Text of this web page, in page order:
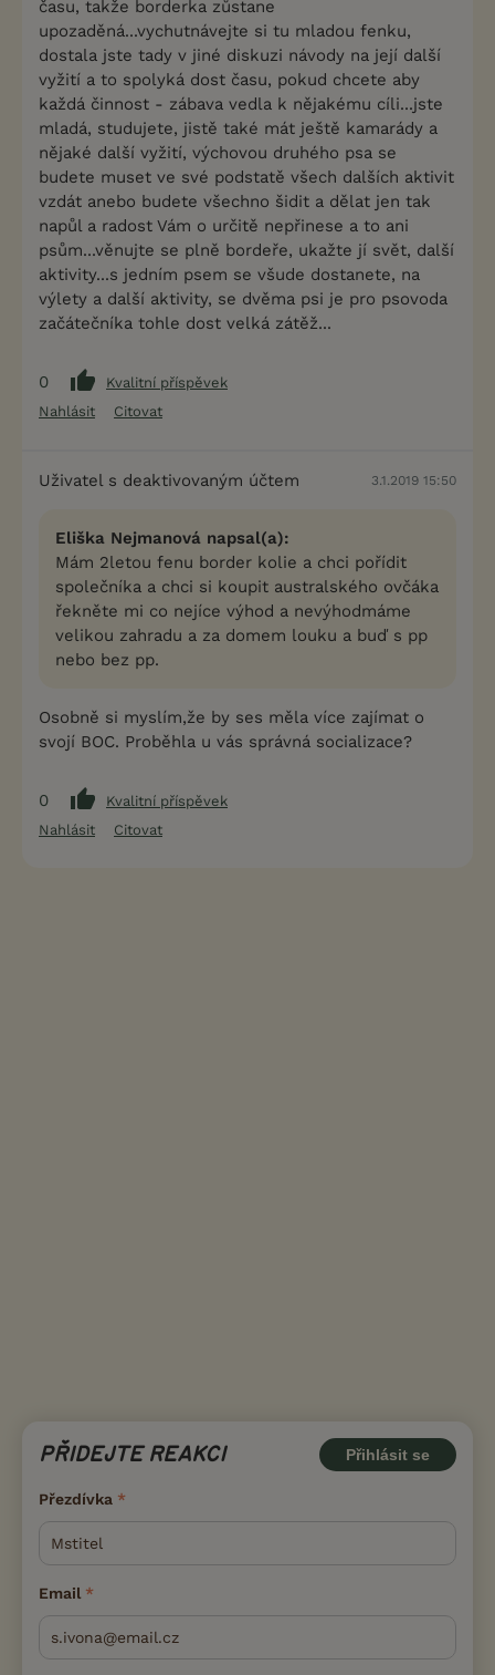
času, takže borderka zůstane
upozaděná...vychutnávejte si tu mladou fenku,
dostala jste tady v jiné diskuzi návody na její další
vyžití a to spolyká dost času, pokud chcete aby
každá činnost - zábava vedla k nějakému cíli...jste
mladá, studujete, jistě také mát ještě kamarády a
nějaké další vyžití, výchovou druhého psa se
budete muset ve své podstatě všech dalších aktivit
vzdát anebo budete všechno šidit a dělat jen tak
napůl a radost Vám o určitě nepřinese a to ani
psům...věnujte se plně bordeře, ukažte jí svět, další
aktivity...s jedním psem se všude dostanete, na
výlety a další aktivity, se dvěma psi je pro psovoda
začátečníka tohle dost velká zátěž...
0
Kvalitní příspěvek
Nahlásit
Citovat
Uživatel s deaktivovaným účtem 3.1.2019 15:50
Eliška Nejmanová napsal(a):
Mám 2letou fenu border kolie a chci pořídit
společníka a chci si koupit australského ovčáka
řekněte mi co nejíce výhod a nevýhodmáme
velikou zahradu a za domem louku a buď s pp
nebo bez pp.
Osobně si myslím,že by ses měla více zajímat o
svojí BOC. Proběhla u vás správná socializace?
0
Kvalitní příspěvek
Nahlásit
Citovat
PŘIDEJTE REAKCI Přihlásit se
Přezdívka
Email